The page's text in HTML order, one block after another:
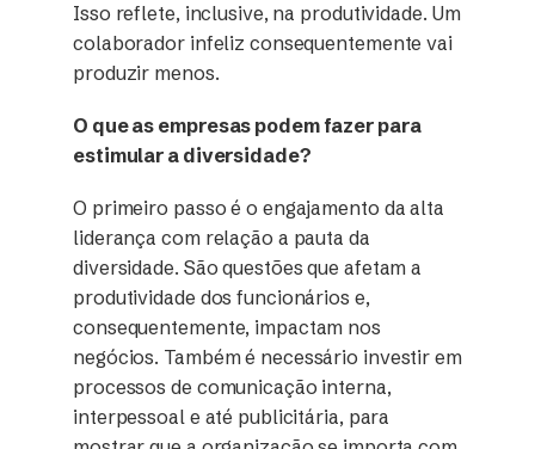
Isso reflete, inclusive, na produtividade. Um
colaborador infeliz consequentemente vai
produzir menos.
O que as empresas podem fazer para
estimular a diversidade?
O primeiro passo é o engajamento da alta
liderança com relação a pauta da
diversidade. São questões que afetam a
produtividade dos funcionários e,
consequentemente, impactam nos
negócios. Também é necessário investir em
processos de comunicação interna,
interpessoal e até publicitária, para